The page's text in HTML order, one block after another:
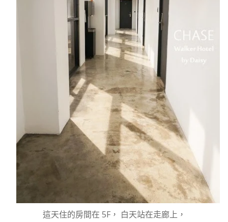
這天住的房間在 5F， 白天站在走廊上，